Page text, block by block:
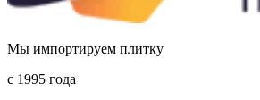
Мы импортируем плитку
c 1995 года